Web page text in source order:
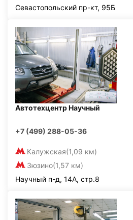
Севастопольский пр-кт, 95Б
Автотехцентр Научный
+7 (499) 288-05-36
Калужская(1,09 км)
Зюзино(1,57 км)
Научный п-д, 14А, стр.8